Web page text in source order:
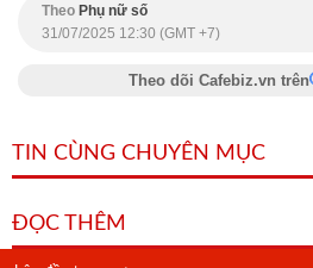
Theo Phụ nữ số
31/07/2025 12:30 (GMT +7)
Theo dõi Cafebiz.vn trên
TIN CÙNG CHUYÊN MỤC
ĐỌC THÊM